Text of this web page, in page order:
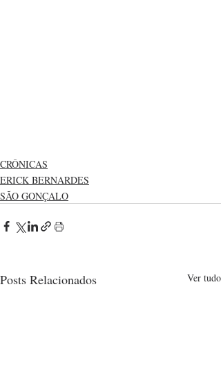
CRÔNICAS
ERICK BERNARDES
SÃO GONÇALO
Posts Relacionados Ver tudo